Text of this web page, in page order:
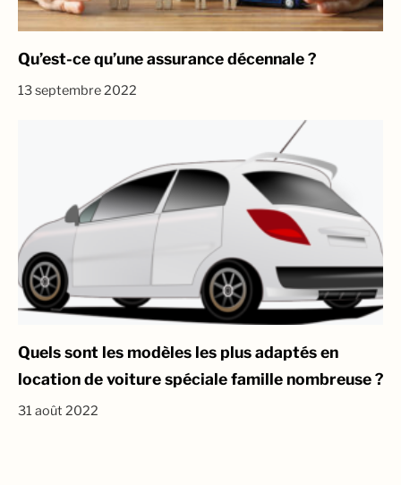
Qu’est-ce qu’une assurance décennale ?
13 septembre 2022
Quels sont les modèles les plus adaptés en
location de voiture spéciale famille nombreuse ?
31 août 2022